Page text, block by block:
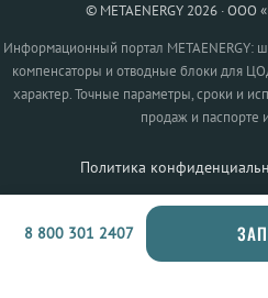
© METAENERGY 2026 · ООО
Информационный портал METAENERGY:
компенсаторы и отводные блоки для
характер. Точные параметры, сроки и
продаж и паспорте
Политика
8 800 301 2407